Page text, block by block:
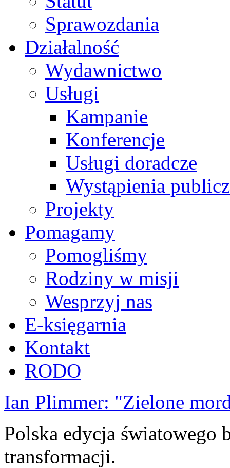
Sprawozdania
Działalność
Wydawnictwo
Usługi
Kampanie
Konferencje
Usługi doradcze
Wystąpienia
Projekty
Pomagamy
Pomogliśmy
Rodziny w misji
Wesprzyj nas
E-księgarnia
Kontakt
RODO
Ian Plimmer: "Zielone
Polska edycja światowego
transformacji.